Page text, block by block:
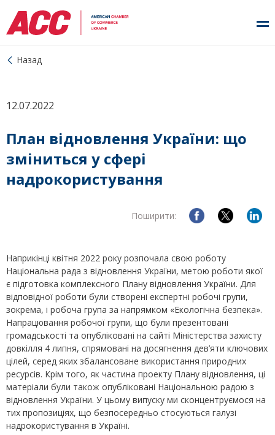
Назад
12.07.2022
План відновлення України: що
зміниться у сфері
надрокористування
Поширити:
Наприкінці квітня 2022 року розпочала свою роботу
Національна рада з відновлення України, метою роботи якої
є підготовка комплексного Плану відновлення України. Для
відповідної роботи були створені експертні робочі групи,
зокрема, і робоча група за напрямком «Екологічна безпека».
Напрацювання робочої групи, що були презентовані
громадськості та опубліковані на сайті Міністерства захисту
довкілля 4 липня, спрямовані на досягнення дев’яти ключових
цілей, серед яких збалансоване використання природних
ресурсів. Крім того, як частина проекту Плану відновлення, ці
матеріали були також опубліковані Національною радою з
відновлення України. У цьому випуску ми сконцентруємося на
тих пропозиціях, що безпосередньо стосуються галузі
надрокористування в Україні.